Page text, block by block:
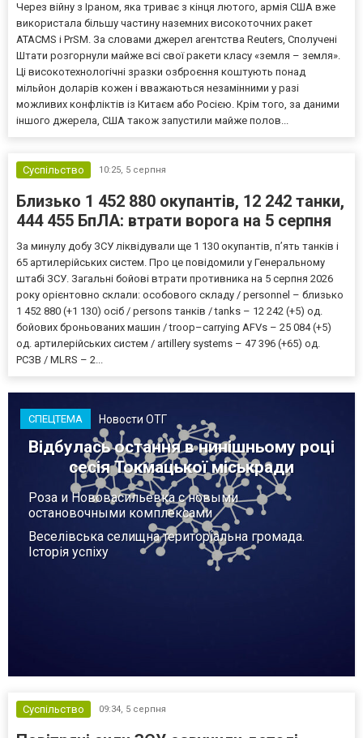
Через війну з Іраном, яка триває з кінця лютого, армія США вже
використала більшу частину наземних високоточних ракет
ATACMS і PrSM. За словами джерел агентства Reuters, Сполучені
Штати розгорнули майже всі свої ракети класу «земля – земля».
Ці високотехнологічні зразки озброєння коштують понад
мільйон доларів кожен і вважаються незамінними у разі
можливих конфліктів із Китаєм або Росією. Крім того, за даними
іншого джерела, США також запустили майже полов...
Суспільство 10:25, 5 серпня
Близько 1 452 880 окупантів, 12 242 танки,
444 455 БпЛА: втрати ворога на 5 серпня
За минулу добу ЗСУ ліквідували ще 1 130 окупантів, пʼять танків і
65 артилерійських систем. Про це повідомили у Генеральному
штабі ЗСУ. Загальні бойові втрати противника на 5 серпня 2026
року орієнтовно склали: особового складу / personnel – близько
1 452 880 (+1 130) осіб / persons танків / tanks – 12 242 (+5) од.
бойових броньованих машин / troop–carrying AFVs – 25 084 (+5)
од. артилерійських систем / artillery systems – 47 396 (+65) од.
РСЗВ / MLRS – 2...
СПЕЦТЕМА Новости ОТГ
Відбулась остання в нинішньому році
сесія Токмацької міськради
Роза и Нововасильевка с новыми
остановочными комплексами
Веселівська селищна територіальна громада.
Історія успіху
Суспільство 09:34, 5 серпня